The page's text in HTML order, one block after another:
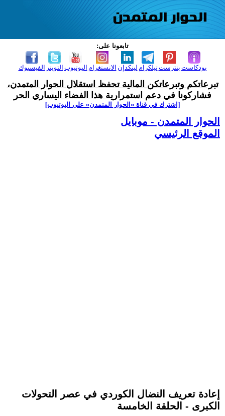
تابعونا على:
الفيسبوك التويتر اليوتيوب الانستغرام لينكدإن تيلكرامبنترست بودكاست
تبرعاتكم وتبرعاتكن المالية تحفظ استقلال الحوار المتمدن،
فشاركونا في دعم استمرارية هذا الفضاء اليساري الحر
[اشترك في قناة ‫«الحوار المتمدن» على اليوتيوب]
الحوار المتمدن - موبايل
الموقع الرئيسي
إعادة تعريف النضال الكوردي في عصر التحولات
الكبرى - الحلقة الخامسة